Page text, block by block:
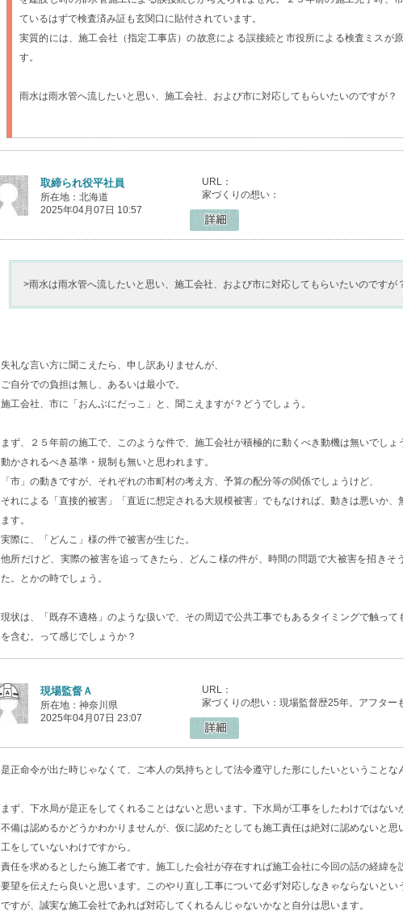
ているはずで検査済み証も玄関口に貼付されています。
実質的には、施工会社（指定工事店）の故意による誤接続と市役所による検査ミスが
す。
雨水は雨水管へ流したいと思い、施工会社、および市に対応してもらいたいのですが？
取締られ役平社員
所在地：北海道
2025年04月07日 10:57
URL：
家づくりの想い：
>雨水は雨水管へ流したいと思い、施工会社、および市に対応してもらいたいのですが
失礼な言い方に聞こえたら、申し訳ありませんが、
ご自分での負担は無し、あるいは最小で。
施工会社、市に「おんぶにだっこ」と、聞こえますが？どうでしょう。
まず、２５年前の施工で、このような件で、施工会社が積極的に動くべき動機は無いでしょ
動かされるべき基準・規制も無いと思われます。
「市」の動きですが、それぞれの市町村の考え方、予算の配分等の関係でしょうけど、
それによる「直接的被害」「直近に想定される大規模被害」でもなければ、動きは悪いか、
ます。
実際に、「どんこ」様の件で被害が生じた。
他所だけど、実際の被害を追ってきたら、どんこ様の件が、時間の問題で大被害を招きそ
た。とかの時でしょう。
現状は、「既存不適格」のような扱いで、その周辺で公共工事でもあるタイミングで触って
を含む。って感じでしょうか？
現場監督Ａ
所在地：神奈川県
2025年04月07日 23:07
URL：
家づくりの想い：現場監督歴25年。アフター
是正命令が出た時じゃなくて、ご本人の気持ちとして法令遵守した形にしたいということな
まず、下水局が是正をしてくれることはないと思います。下水局が工事をしたわけではない
不備は認めるかどうかわかりませんが、仮に認めたとしても施工責任は絶対に認めないと思
工をしていないわけですから。
責任を求めるとしたら施工者です。施工した会社が存在すれば施工会社に今回の話の経緯を
要望を伝えたら良いと思います。このやり直し工事について必ず対応しなきゃならないとい
ですが、誠実な施工会社であれば対応してくれるんじゃないかなと自分は思います。